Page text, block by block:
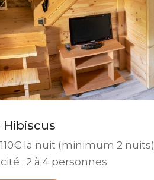
Hibiscus
110€ la nuit (minimum 2 nuits)
: 2 à 4 personnes